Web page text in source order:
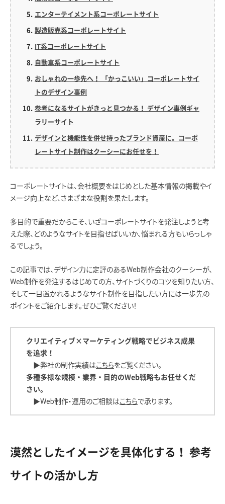
エンターテイメント系コーポレートサイト
製造販売系コーポレートサイト
IT系コーポレートサイト
自動車系コーポレートサイト
おしゃれの一歩先へ！ 「かっこいい」コーポレートサイ
トのデザイン事例
参考になるサイトがきっと見つかる！ デザイン事例ギャ
ラリーサイト
デザインと機能性を併せ持ったブランド資産に。コーポ
レートサイト制作はクーシーにお任せを！
コーポレートサイトは、会社概要をはじめとした基本情報の掲載やイ
メージ向上など、さまざまな役割を果たします。
多目的で重要だからこそ、いざコーポレートサイトを発注しようと考
えた際、どのようなサイトを目指せばいいか、悩まれる方もいらっしゃ
るでしょう。
この記事では、デザイン力に定評のあるWeb制作会社のクーシーが、
Web制作を発注するはじめての方、サイトづくりのコツを知りたい方、
そして一目置かれるようなサイト制作を目指したい方には一歩先の
ポイントをご紹介します。ぜひご覧ください！
クリエイティブ×マーケティング戦略でビジネス成果
を追求！
▶︎弊社の制作実績はこちらをご覧ください。
多種多様な規模・業界・目的のWeb戦略もお任せくだ
さい。
▶︎Web制作・運用のご相談はこちらで承ります。
漠然としたイメージを具体化する！ 参考
サイトの活かし方